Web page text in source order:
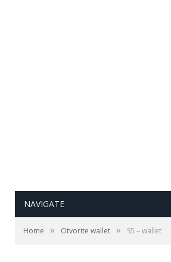
NAVIGATE
Home » Otvorite wallet » S5 – wallet